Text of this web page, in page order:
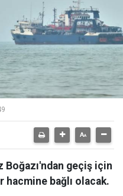
Boğazı'ndan geçiş için
bağlı olacak.